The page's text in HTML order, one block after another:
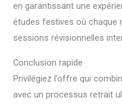
en garantissant une
études festives où chaque
sessions révisionnelles
Conclusion rapide
Privilégiez l’offre qui
avec un processus retrait